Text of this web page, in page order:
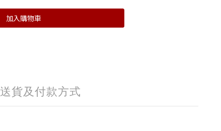
加入購物車
送貨及付款方式